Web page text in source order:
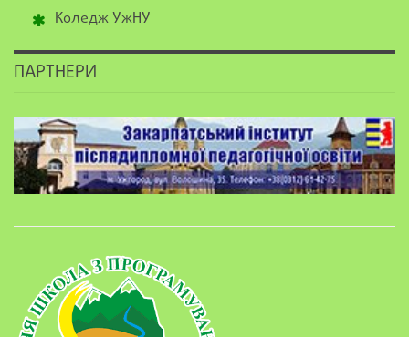
Коледж УжНУ
ПАРТНЕРИ